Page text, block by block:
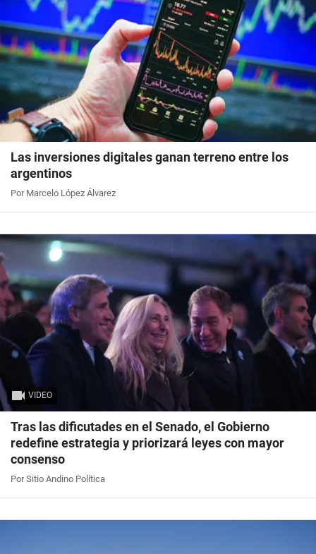
Las inversiones digitales ganan terreno entre los
argentinos
Por Marcelo López Álvarez
VIDEO
Tras las dificutades en el Senado, el Gobierno
redefine estrategia y priorizará leyes con mayor
consenso
Por Sitio Andino Política